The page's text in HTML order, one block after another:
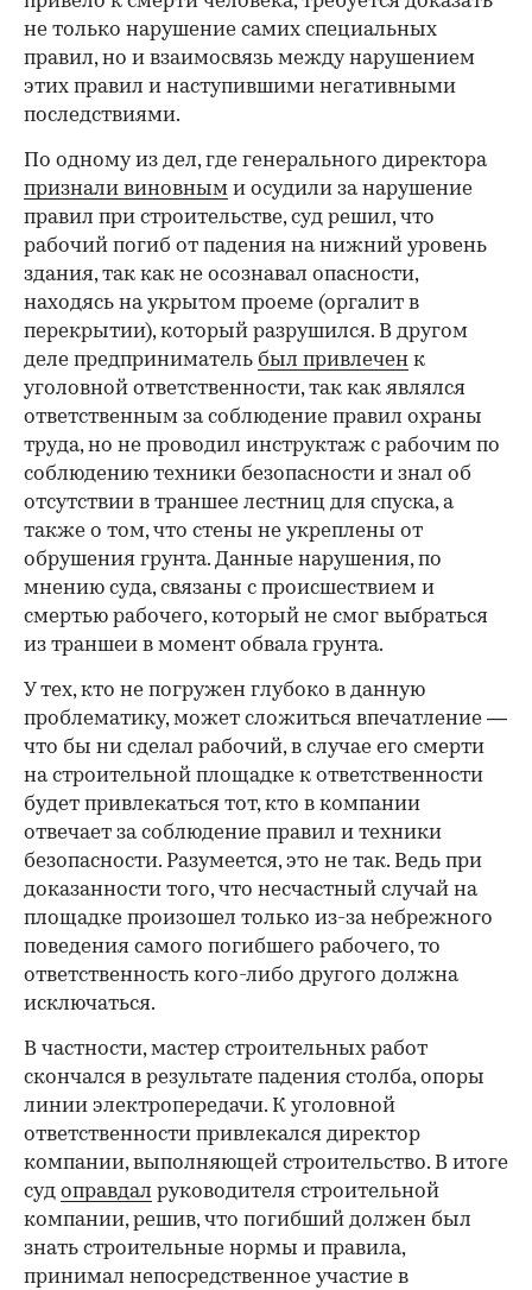
не только нарушение самих специальных
правил, но и взаимосвязь между нарушением
этих правил и наступившими негативными
последствиями.
По одному из дел, где генерального директора
признали виновным и осудили за нарушение
правил при строительстве, суд решил, что
рабочий погиб от падения на нижний уровень
здания, так как не осознавал опасности,
находясь на укрытом проеме (оргалит в
перекрытии), который разрушился. В другом
деле предприниматель был привлечен к
уголовной ответственности, так как являлся
ответственным за соблюдение правил охраны
труда, но не проводил инструктаж с рабочим по
соблюдению техники безопасности и знал об
отсутствии в траншее лестниц для спуска, а
также о том, что стены не укреплены от
обрушения грунта. Данные нарушения, по
мнению суда, связаны с происшествием и
смертью рабочего, который не смог выбраться
из траншеи в момент обвала грунта.
У тех, кто не погружен глубоко в данную
проблематику, может сложиться впечатление —
что бы ни сделал рабочий, в случае его смерти
на строительной площадке к ответственности
будет привлекаться тот, кто в компании
отвечает за соблюдение правил и техники
безопасности. Разумеется, это не так. Ведь при
доказанности того, что несчастный случай на
площадке произошел только из-за небрежного
поведения самого погибшего рабочего, то
ответственность кого-либо другого должна
исключаться.
В частности, мастер строительных работ
скончался в результате падения столба, опоры
линии электропередачи. К уголовной
ответственности привлекался директор
компании, выполняющей строительство. В итоге
суд оправдал руководителя строительной
компании, решив, что погибший должен был
знать строительные нормы и правила,
принимал непосредственное участие в